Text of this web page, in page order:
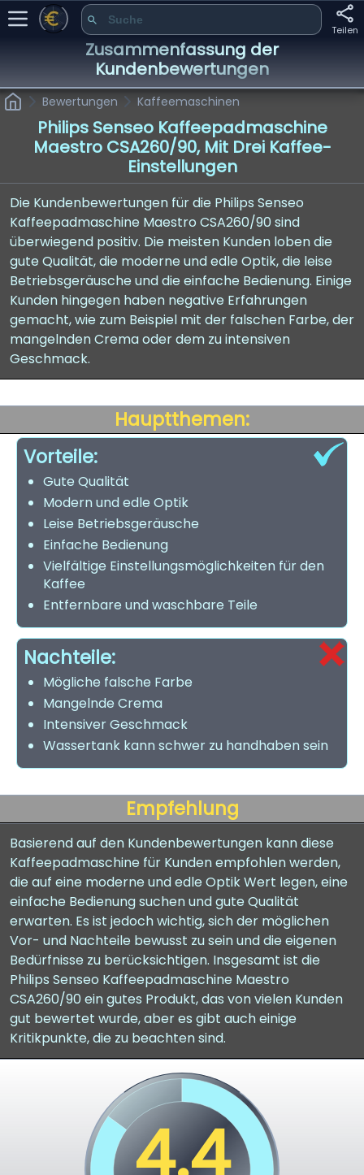
Teilen
Zusammenfassung der
Kundenbewertungen
Bewertungen Kaffeemaschinen
Philips Senseo Kaffeepadmaschine
Maestro CSA260/90, Mit Drei Kaffee-
Einstellungen
Die Kundenbewertungen für die Philips Senseo
Kaffeepadmaschine Maestro CSA260/90 sind
überwiegend positiv. Die meisten Kunden loben die
gute Qualität, die moderne und edle Optik, die leise
Betriebsgeräusche und die einfache Bedienung. Einige
Kunden hingegen haben negative Erfahrungen
gemacht, wie zum Beispiel mit der falschen Farbe, der
mangelnden Crema oder dem zu intensiven
Geschmack.
Hauptthemen:
Vorteile:
Gute Qualität
Modern und edle Optik
Leise Betriebsgeräusche
Einfache Bedienung
Vielfältige Einstellungsmöglichkeiten für den
Kaffee
Entfernbare und waschbare Teile
Nachteile:
Mögliche falsche Farbe
Mangelnde Crema
Intensiver Geschmack
Wassertank kann schwer zu handhaben sein
Empfehlung
Basierend auf den Kundenbewertungen kann diese
Kaffeepadmaschine für Kunden empfohlen werden,
die auf eine moderne und edle Optik Wert legen, eine
einfache Bedienung suchen und gute Qualität
erwarten. Es ist jedoch wichtig, sich der möglichen
Vor- und Nachteile bewusst zu sein und die eigenen
Bedürfnisse zu berücksichtigen. Insgesamt ist die
Philips Senseo Kaffeepadmaschine Maestro
CSA260/90 ein gutes Produkt, das von vielen Kunden
gut bewertet wurde, aber es gibt auch einige
Kritikpunkte, die zu beachten sind.